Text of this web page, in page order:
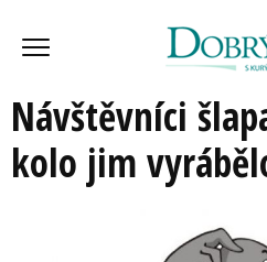
Návštěvníci
kolo jim